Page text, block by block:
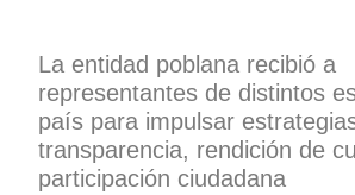
La entidad poblana recibió a
representantes de distintos
país para impulsar
transparencia, rendición de
participación ciudadana